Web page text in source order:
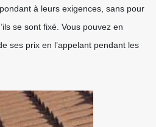
à leurs exigences, sans pour
se sont fixé. Vous pouvez en
ses prix en l’appelant pendant les